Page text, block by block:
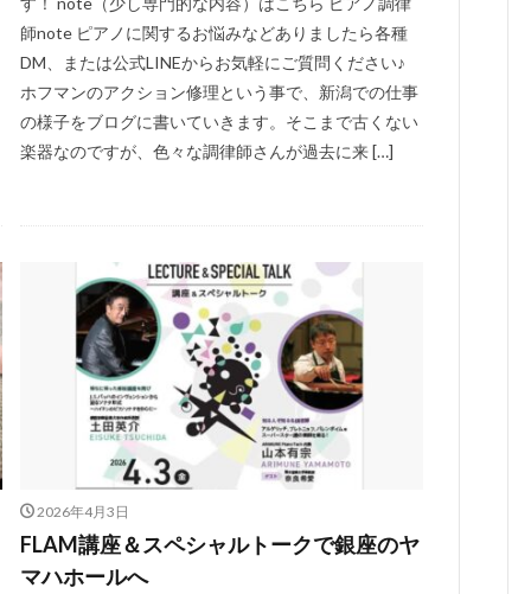
師note ピアノに関するお悩みなどありましたら各種
DM、または公式LINEからお気軽にご質問ください♪
ホフマンのアクション修理という事で、新潟での仕事
の様子をブログに書いていきます。そこまで古くない
楽器なのですが、色々な調律師さんが過去に来 […]
2026年4月3日
FLAM講座＆スペシャルトークで銀座のヤ
マハホールへ